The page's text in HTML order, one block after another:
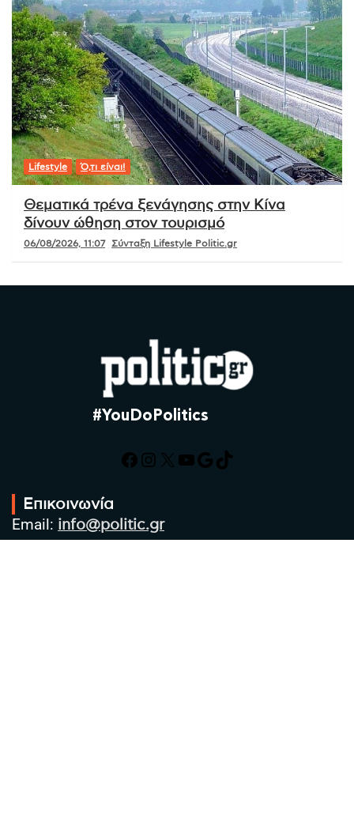
Lifestyle Ό,τι είναι!
Θεματικά τρένα ξενάγησης στην Κίνα
δίνουν ώθηση στον τουρισμό
06/08/2026, 11:07 Σύνταξη Lifestyle Politic.gr
#YouDoPolitics
Facebook
Instagram
X YouTube
Google
TikTok
Επικοινωνία
Email: info@politic.gr
Τηλ: